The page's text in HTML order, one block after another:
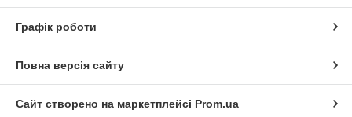
Графік роботи
Повна версія сайту
Сайт створено на маркетплейсі Prom.ua